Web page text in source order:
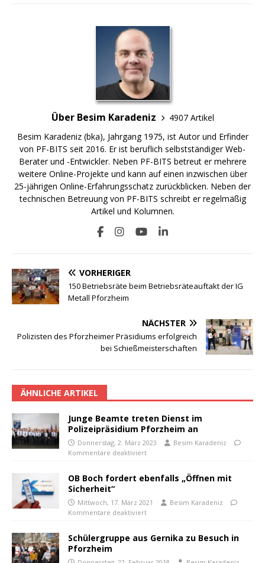
Über Besim Karadeniz
4907 Artikel
Besim Karadeniz (bka), Jahrgang 1975, ist Autor und Erfinder
von PF-BITS seit 2016. Er ist beruflich selbstständiger Web-
Berater und -Entwickler. Neben PF-BITS betreut er mehrere
weitere Online-Projekte und kann auf einen inzwischen über
25-jährigen Online-Erfahrungsschatz zurückblicken. Neben der
technischen Betreuung von PF-BITS schreibt er regelmäßig
Artikel und Kolumnen.
VORHERIGER
150 Betriebsräte beim Betriebsräteauftakt der IG
Metall Pforzheim
NÄCHSTER
Polizisten des Pforzheimer Präsidiums erfolgreich
bei Schießmeisterschaften
ÄHNLICHE ARTIKEL
Junge Beamte treten Dienst im
Polizeipräsidium Pforzheim an
Donnerstag, 2. März 2023
Besim Karadeniz
Kommentare deaktiviert
OB Boch fordert ebenfalls „Öffnen mit
Sicherheit“
Mittwoch, 17. März 2021
Besim Karadeniz
Kommentare deaktiviert
Schülergruppe aus Gernika zu Besuch in
Pforzheim